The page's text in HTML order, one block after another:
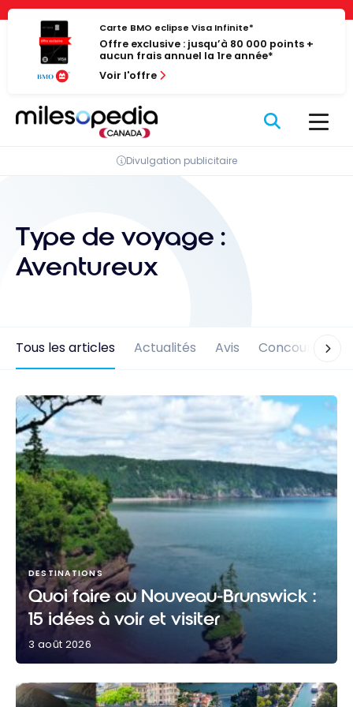
Panneau de gestion des cookies
Passer
contenu
Carte BMO eclipse Visa Infinite*
Offre exclusive : jusqu’à 80 000 points +
aucun frais annuel la 1re année*
Voir l'offre
Divulgation publicitaire
Type de voyage :
Aventureux
Tous les articles Actualités Avis Concours
visiter
DESTINATIONS
Quoi faire au Nouveau-Brunswick :
15 idées à voir et visiter
3 août 2026